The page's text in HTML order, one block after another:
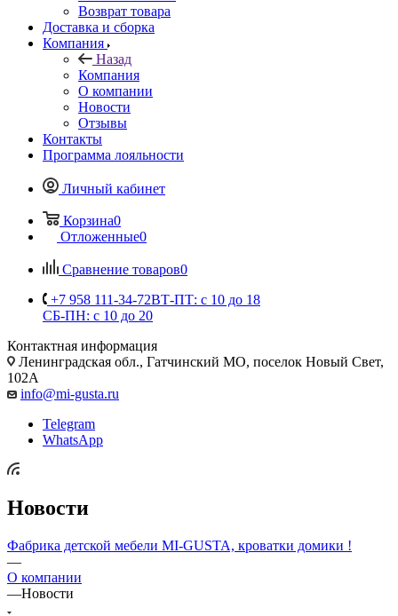
Возврат товара
Доставка и сборка
Компания
Назад
Компания
О компании
Новости
Отзывы
Контакты
Программа лояльности
Личный кабинет
Корзина0
Отложенные0
Сравнение товаров0
+7 958 111-34-72ВТ-ПТ: с 10 до 18
СБ-ПН: с 10 до 20
Контактная информация
Ленинградская обл., Гатчинский МО, поселок Новый Свет,
102А
info@mi-gusta.ru
Telegram
WhatsApp
Новости
Фабрика детской мебели MI-GUSTA, кроватки домики !
—
О компании
—Новости